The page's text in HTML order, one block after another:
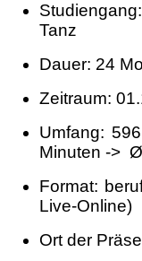
Tanz
Dauer: 24
Zeitraum:
Umfang:
Minuten ->
Format:
Live-Online)
Ort der